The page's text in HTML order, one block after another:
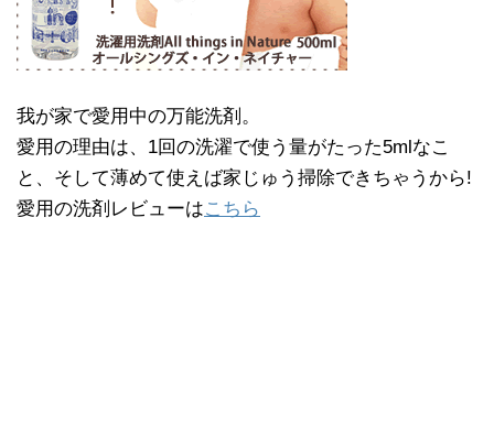
我が家で愛用中の万能洗剤。
愛用の理由は、1回の洗濯で使う量がたった5mlなこ
と、そして薄めて使えば家じゅう掃除できちゃうから!
愛用の洗剤レビューはこちら